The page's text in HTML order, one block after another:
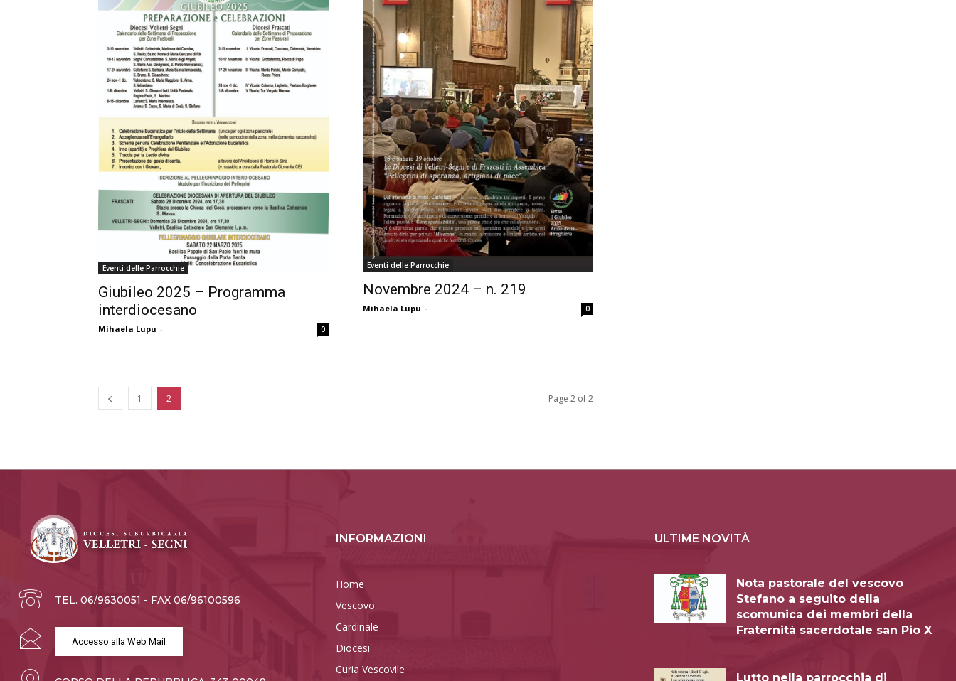
Eventi delle Parrocchie
Giubileo 2025 – Programma
interdiocesano
Mihaela Lupu - 0
Eventi delle Parrocchie
Novembre 2024 – n. 219
Mihaela Lupu - 0
1 2 Page 2 of 2
TEL. 06/9630051 - FAX 06/96100596
Accesso alla Web Mail
INFORMAZIONI
Home
Vescovo
Cardinale
Diocesi
Curia Vescovile
ULTIME NOVITÀ
Nota pastorale del vescovo
Stefano a seguito della
scomunica dei membri della
Fraternità sacerdotale san Pio X
Lutto nella parrocchia di